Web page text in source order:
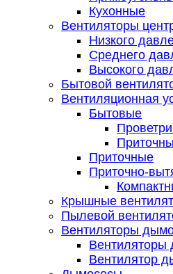
Кухонные
Вентиляторы
Низкого
Среднего
Высокого
Бытовой
Вентиляционная
Бытовые
Приточные
Приточно-
Крышные
Пылевой
Вентиляторы
Вентиляторы
Вентилятор